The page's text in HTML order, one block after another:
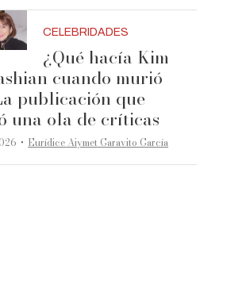
CELEBRIDADES
¿Qué hacía Kim
cuando murió
publicación que
una ola de críticas
·Eurídice Aiymet Garavito García